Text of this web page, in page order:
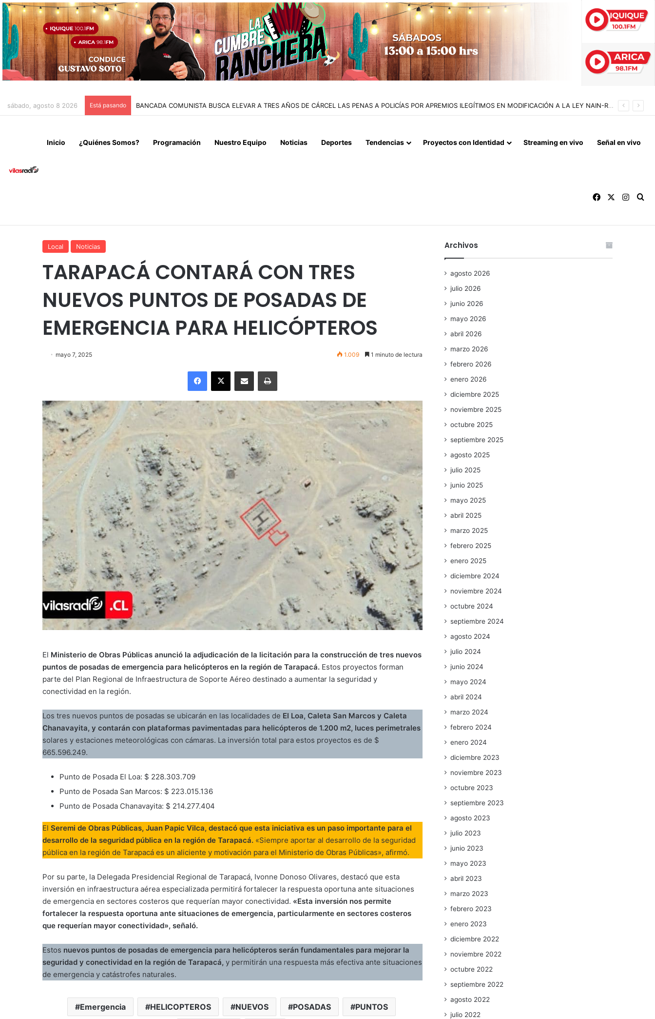
sábado, agosto 8 2026 Está pasando CARABINEROS Y MUNICIPIO DE IQUIQUE SACAN DE CIRCULACIÓN 10 MOTOCICLETAS Y DETIENEN A SEIS SUJETOS EN FISCALIZACIÓN NOCTURNA
Inicio ¿Quiénes Somos? Programación Nuestro Equipo Noticias Deportes Tendencias Proyectos con Identidad Streaming en vivo Señal en vivo
Facebook
Local Noticias
TARAPACÁ CONTARÁ CON TRES
NUEVOS PUNTOS DE POSADAS DE
EMERGENCIA PARA HELICÓPTEROS
mayo 7, 2025 1.009 1 minuto de lectura
Facebook
X Enviar vía email Imprimir
El Ministerio de Obras Públicas anunció la adjudicación de la licitación para la construcción de tres nuevos
puntos de posadas de emergencia para helicópteros en la región de Tarapacá. Estos proyectos forman
parte del Plan Regional de Infraestructura de Soporte Aéreo destinado a aumentar la seguridad y
conectividad en la región.
Los tres nuevos puntos de posadas se ubicarán en las localidades de El Loa, Caleta San Marcos y Caleta
Chanavayita, y contarán con plataformas pavimentadas para helicópteros de 1.200 m2, luces perimetrales
solares y estaciones meteorológicas con cámaras. La inversión total para estos proyectos es de $
665.596.249.
Punto de Posada El Loa: $ 228.303.709
Punto de Posada San Marcos: $ 223.015.136
Punto de Posada Chanavayita: $ 214.277.404
El Seremi de Obras Públicas, Juan Papic Vilca, destacó que esta iniciativa es un paso importante para el
desarrollo de la seguridad pública en la región de Tarapacá. «Siempre aportar al desarrollo de la seguridad
pública en la región de Tarapacá es un aliciente y motivación para el Ministerio de Obras Públicas», afirmó.
Por su parte, la Delegada Presidencial Regional de Tarapacá, Ivonne Donoso Olivares, destacó que esta
inversión en infraestructura aérea especializada permitirá fortalecer la respuesta oportuna ante situaciones
de emergencia en sectores costeros que requerían mayor conectividad. «Esta inversión nos permite
fortalecer la respuesta oportuna ante situaciones de emergencia, particularmente en sectores costeros
que requerían mayor conectividad», señaló.
Estos nuevos puntos de posadas de emergencia para helicópteros serán fundamentales para mejorar la
seguridad y conectividad en la región de Tarapacá, y permitirán una respuesta más efectiva ante situaciones
de emergencia y catástrofes naturales.
Emergencia HELICOPTEROS NUEVOS POSADAS PUNTOS
Archivos
agosto 2026
julio 2026
junio 2026
mayo 2026
abril 2026
marzo 2026
febrero 2026
enero 2026
diciembre 2025
noviembre 2025
octubre 2025
septiembre 2025
agosto 2025
julio 2025
junio 2025
mayo 2025
abril 2025
marzo 2025
febrero 2025
enero 2025
diciembre 2024
noviembre 2024
octubre 2024
septiembre 2024
agosto 2024
julio 2024
junio 2024
mayo 2024
abril 2024
marzo 2024
febrero 2024
enero 2024
diciembre 2023
noviembre 2023
octubre 2023
septiembre 2023
agosto 2023
julio 2023
junio 2023
mayo 2023
abril 2023
marzo 2023
febrero 2023
enero 2023
diciembre 2022
noviembre 2022
octubre 2022
septiembre 2022
agosto 2022
julio 2022